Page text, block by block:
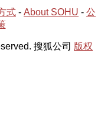
式 - About SOHU - 公
搜狐公司 版权